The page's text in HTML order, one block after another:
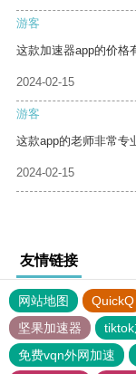
游客
这款加速器app的价格
2024-02-15
游客
这款app的老师非常专
2024-02-15
友情链接
网站地图 QuickQ
坚果加速器
免费vqn外网加速